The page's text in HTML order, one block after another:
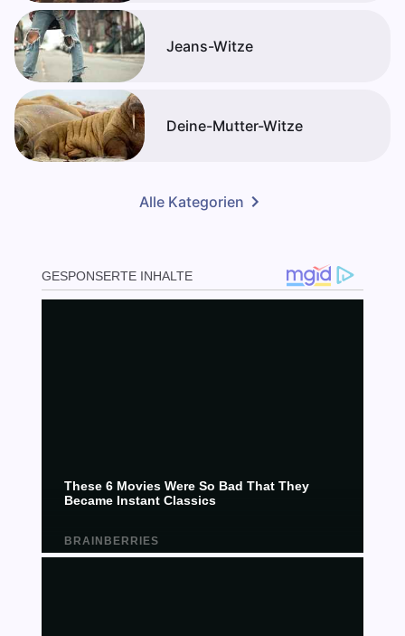
Jeans-Witze
Deine-Mutter-Witze
Alle Kategorien